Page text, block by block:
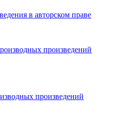
в авторском праве
произведений